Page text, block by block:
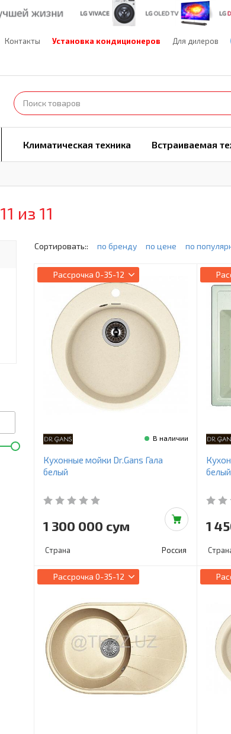
Контакты Установка кондиционеров Для дилеров
Климатическая техника Встраиваемая
11 из 11
Сортировать:: по бренду по цене по
Рассрочка 0-35-12
В наличии
Кухонные мойки Dr.Gans Гала
белый
1 300 000 сум
Страна Россия
белый
1
Рассрочка 0-35-12